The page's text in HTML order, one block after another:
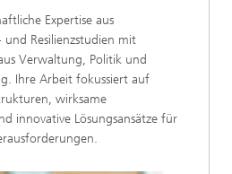
Expertise aus
Resilienzstudien mit
Verwaltung, Politik und
Ihre Arbeit fokussiert auf
wirksame
innovative Lösungsansätze für